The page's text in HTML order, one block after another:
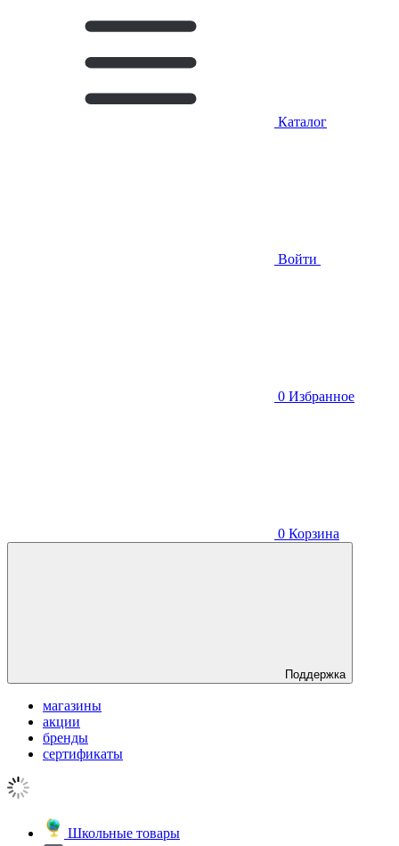
Каталог
Войти
0 Избранное
0 Корзина
Поддержка
магазины
акции
бренды
сертификаты
Школьные товары